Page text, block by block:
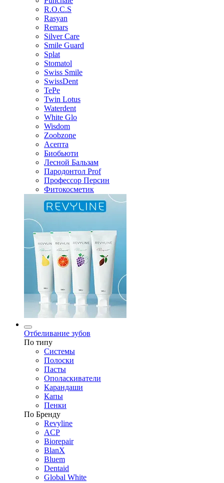
R.O.C.S
Rasyan
Remars
Silver Care
Smile Guard
Splat
Stomatol
Swiss Smile
SwissDent
TePe
Twin Lotus
Waterdent
White Glo
Wisdom
Zoobzone
Асепта
Биобьюти
Лесной Бальзам
Пародонтол Prof
Профессор Персин
Фитокосметик
Отбеливание зубов
По типу
Системы
Полоски
Пасты
Ополаскиватели
Карандаши
Капы
Пенки
По Бренду
Revyline
ACP
Biorepair
BlanX
Bluem
Dentaid
Global White